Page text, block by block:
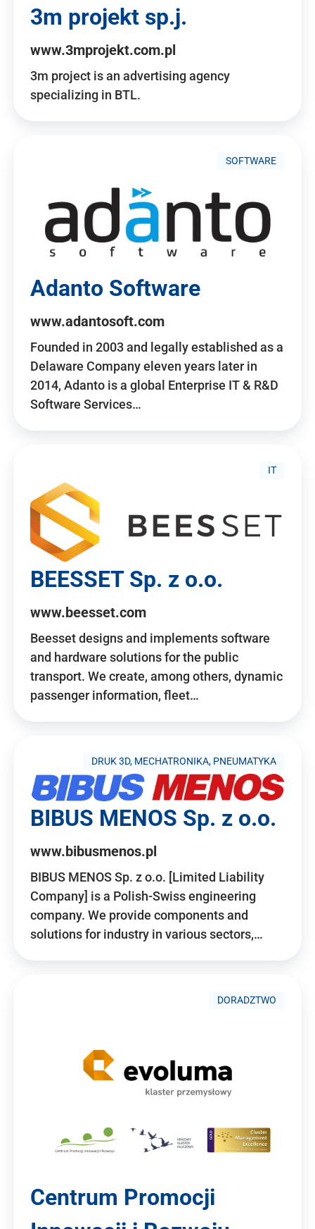
3m projekt sp.j.
www.3mprojekt.com.pl
3m project is an advertising agency
specializing in BTL.
SOFTWARE
Adanto Software
www.adantosoft.com
Founded in 2003 and legally established as a
Delaware Company eleven years later in
2014, Adanto is a global Enterprise IT & R&D
Software Services…
IT
BEESSET Sp. z o.o.
www.beesset.com
Beesset designs and implements software
and hardware solutions for the public
transport. We create, among others, dynamic
passenger information, fleet…
DRUK 3D, MECHATRONIKA, PNEUMATYKA
BIBUS MENOS Sp. z o.o.
www.bibusmenos.pl
BIBUS MENOS Sp. z o.o. [Limited Liability
Company] is a Polish-Swiss engineering
company. We provide components and
solutions for industry in various sectors,…
DORADZTWO
Centrum Promocji